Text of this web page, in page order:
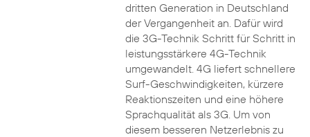
dritten Generation in Deutschland
der Vergangenheit an. Dafür wird
die 3G-Technik Schritt für Schritt in
leistungsstärkere 4G-Technik
umgewandelt. 4G liefert schnellere
Surf-Geschwindigkeiten, kürzere
Reaktionszeiten und eine höhere
Sprachqualität als 3G. Um von
diesem besseren Netzerlebnis zu